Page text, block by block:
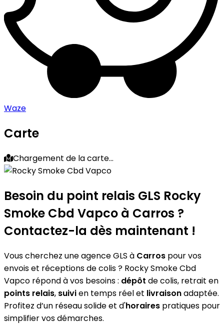
Waze
Carte
Chargement de la carte...
Besoin du point relais GLS Rocky
Smoke Cbd Vapco à Carros ?
Contactez-la dès maintenant !
Vous cherchez une agence GLS à Carros pour vos
envois et réceptions de colis ? Rocky Smoke Cbd
Vapco répond à vos besoins : dépôt de colis, retrait en
points relais, suivien temps réel et livraisonadaptée.
Profitez d’un réseau solide et d'horaires pratiques pour
simplifier vos démarches.